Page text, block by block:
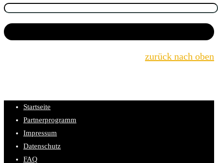
zurück nach oben
Startseite
Partnerprogramm
Impressum
Datenschutz
FAQ